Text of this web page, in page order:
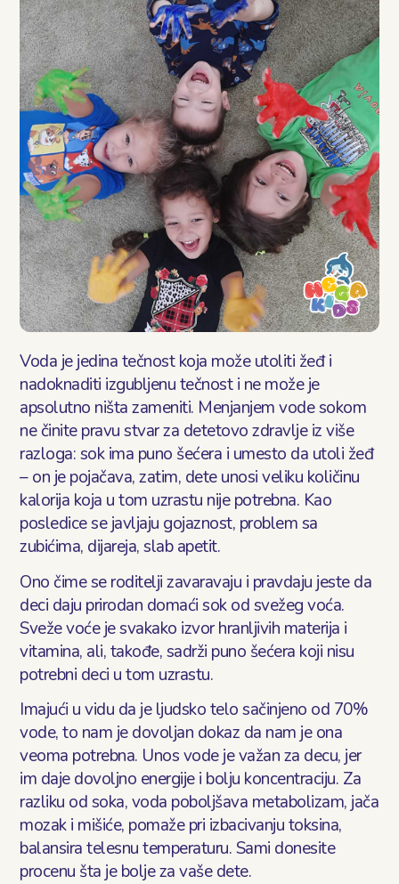
Блог
Контакт
Voda je jedina tečnost koja može utoliti žeđ i
nadoknaditi izgubljenu tečnost i ne može je
apsolutno ništa zameniti. Menjanjem vode sokom
ne činite pravu stvar za detetovo zdravlje iz više
razloga: sok ima puno šećera i umesto da utoli žeđ
– on je pojačava, zatim, dete unosi veliku količinu
kalorija koja u tom uzrastu nije potrebna. Kao
posledice se javljaju gojaznost, problem sa
zubićima, dijareja, slab apetit.
Ono čime se roditelji zavaravaju i pravdaju jeste da
deci daju prirodan domaći sok od svežeg voća.
Sveže voće je svakako izvor hranljivih materija i
vitamina, ali, takođe, sadrži puno šećera koji nisu
potrebni deci u tom uzrastu.
Imajući u vidu da je ljudsko telo sačinjeno od 70%
vode, to nam je dovoljan dokaz da nam je ona
veoma potrebna. Unos vode je važan za decu, jer
im daje dovoljno energije i bolju koncentraciju. Za
razliku od soka, voda poboljšava metabolizam, jača
mozak i mišiće, pomaže pri izbacivanju toksina,
balansira telesnu temperaturu. Sami donesite
procenu šta je bolje za vaše dete.